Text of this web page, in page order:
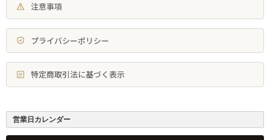
注意事項
プライバシーポリシー
特定商取引法に基づく表示
営業日カレンダー